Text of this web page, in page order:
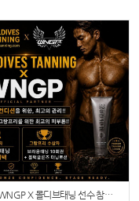
2026 WNGP X 몰디브태닝 선수 참가·수상 혜택 공개